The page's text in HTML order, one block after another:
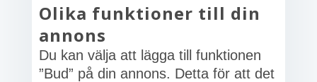
Olika funktioner till din
annons
Du kan välja att lägga till funktionen
”Bud” på din annons. Detta för att det